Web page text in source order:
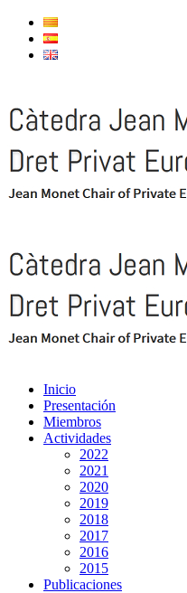
Inicio
Presentación
Miembros
Actividades
2022
2021
2020
2019
2018
2017
2016
2015
Publicaciones